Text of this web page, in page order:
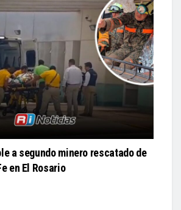
a segundo minero rescatado de
en El Rosario